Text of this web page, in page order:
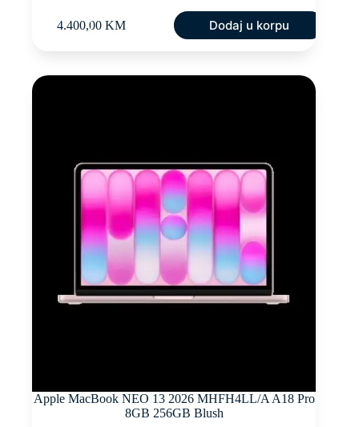
4.400,00 KM Dodaj u korpu
Apple MacBook NEO 13 2026 MHFH4LL/A A18 Pro
8GB 256GB Blush